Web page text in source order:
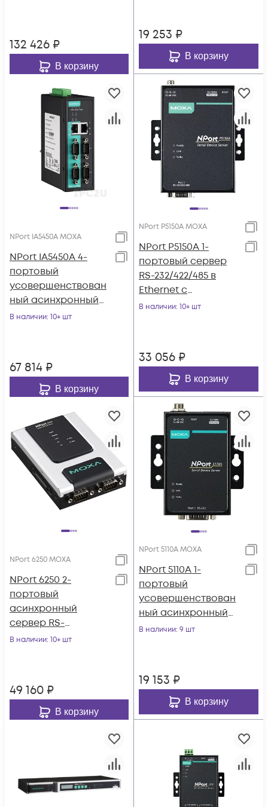
132 426 ₽
В корзину
19 253 ₽
В корзину
NPort IA5450A MOXA
NPort IA5450A 4-
портовый
усовершенствован
ный асинхронный
сервер RS-
В наличии: 10+ шт
67 814 ₽
В корзину
NPort P5150A MOXA
NPort P5150A 1-
портовый сервер
RS-232/422/485 в
Ethernet с
возможностью
802.3af) MOXA
В наличии: 10+ шт
33 056 ₽
В корзину
NPort 6250 MOXA
NPort 6250 2-
портовый
асинхронный
сервер RS-
232/422/485 в
MOXA
В наличии: 10+ шт
49 160 ₽
В корзину
NPort 5110A MOXA
NPort 5110A 1-
портовый
усовершенствован
ный асинхронный
сервер RS-232 в
В наличии: 9 шт
19 153 ₽
В корзину